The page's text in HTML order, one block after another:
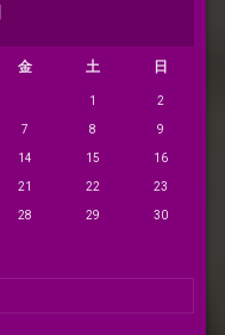
金 土 日
1 2
7 8 9
14 15 16
21 22 23
28 29 30